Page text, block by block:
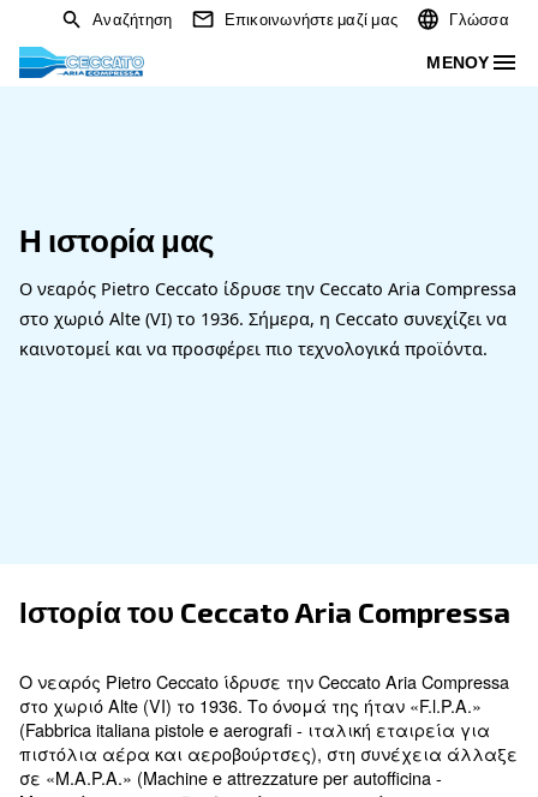
Αναζήτηση Επικοινωνήστε μαζί μας
Η ιστορία μας
Ο νεαρός Pietro Ceccato ίδρυσε την Ceccato Aria
Ιστορία του Ceccato Aria